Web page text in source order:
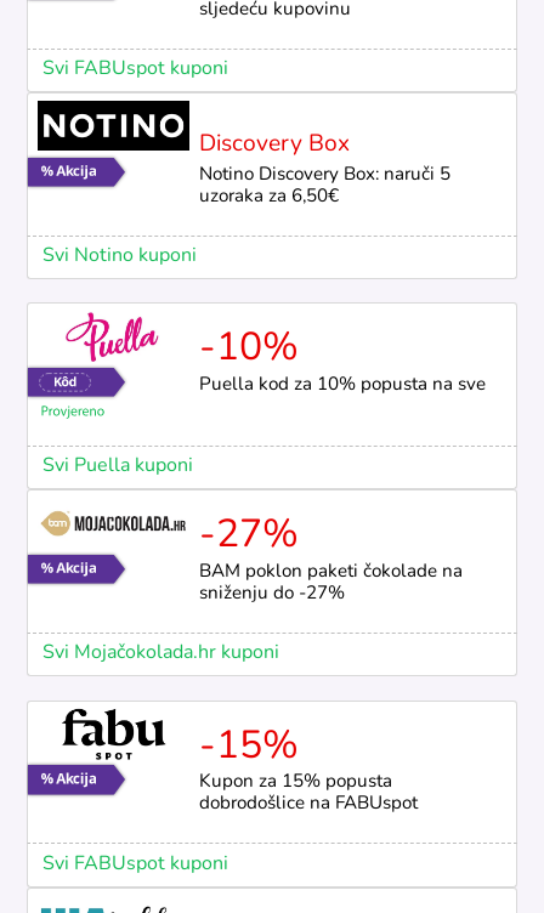
sljedeću kupovinu
Svi FABUspot kuponi
Discovery Box
Notino Discovery Box: naruči 5
uzoraka za 6,50€
Svi Notino kuponi
-10%
Puella kod za 10% popusta na sve
Svi Puella kuponi
-27%
BAM poklon paketi čokolade na
sniženju do -27%
Svi Mojačokolada.hr kuponi
-15%
Kupon za 15% popusta
dobrodošlice na FABUspot
Svi FABUspot kuponi